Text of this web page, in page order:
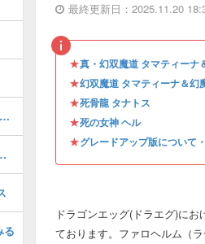
最終更新日：2025.11.20
★真・幻双魔道 タマティーナ
★幻双魔道 タマティーナ＆幻
★死骨龍 タナトス
★死の女神 ヘル
★グレードアップ版について
ドラゴンエッグ(ドラエグ)に
ております。ファロヘルム（
真・絶死の抱擁 ネビリムの評価とステータス
ザ版のメリット
る